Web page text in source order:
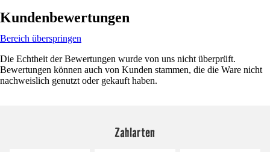
Kundenbewertungen
Bereich überspringen
Die Echtheit der Bewertungen wurde von uns nicht überprüft.
Bewertungen können auch von Kunden stammen, die die Ware nicht
nachweislich genutzt oder gekauft haben.
Zahlarten